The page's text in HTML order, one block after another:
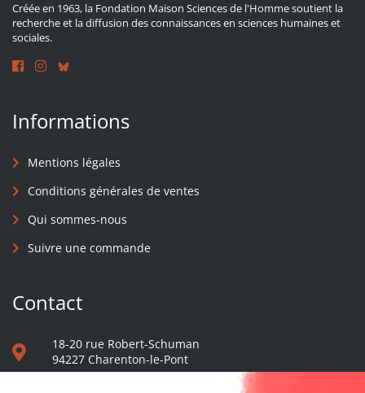
Créée en 1963, la Fondation Maison Sciences de l'Homme soutient la
recherche et la diffusion des connaissances en sciences humaines et
sociales.
Informations
Mentions légales
Conditions générales de ventes
Qui sommes-nous
Suivre une commande
Contact
18-20 rue Robert-Schuman
94227 Charenton-le-Pont